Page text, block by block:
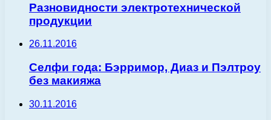
Разновидности электротехнической
продукции
26.11.2016
Селфи года: Бэрримор, Диаз и Пэлтроу
без макияжа
30.11.2016